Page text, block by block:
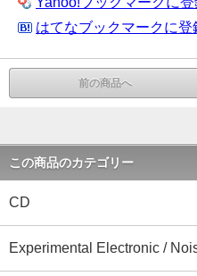
はてなブックマークに登
前の商品へ
この商品のカテゴリー
CD
Experimental Electronic /